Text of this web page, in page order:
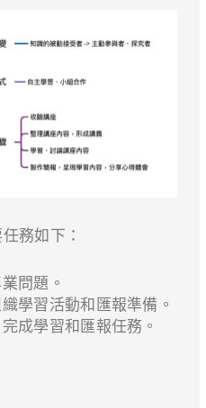
務如下：
問題。
學習活動和匯報準備。
成學習和匯報任務。